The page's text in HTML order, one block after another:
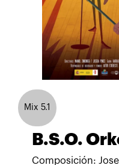
Mix 5.1
B.S.O.
Composición: